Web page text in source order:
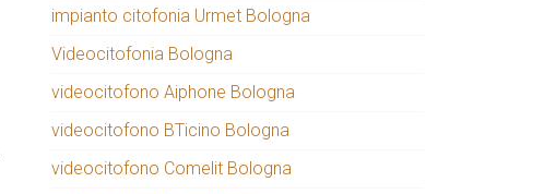
impianto citofonia Urmet Bologna
Videocitofonia Bologna
videocitofono Aiphone Bologna
videocitofono BTicino Bologna
videocitofono Comelit Bologna